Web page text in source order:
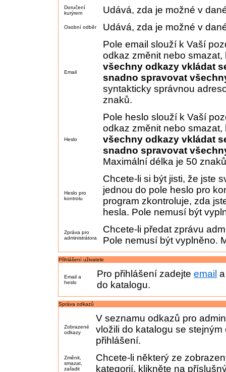
Doručení
kurýrem
Udává, zda je možné v
Osobní odběr Udává, zda je možné v
Email
Pole email slouží k Vaší
odkaz změnit nebo
všechny odkazy vkládat
snadno spravovat
syntakticky správnou
znaků.
Heslo
Pole heslo slouží k Vaší
odkaz změnit nebo
všechny odkazy vkládat
snadno spravovat
Maximální délka je 50
Heslo pro
kontrolu
Chcete-li si být jisti, že jste
jednou do pole heslo pro
program zkontroluje, zda
hesla. Pole nemusí být
Zpráva pro
administrátora
Chcete-li předat zprávu
Pole nemusí být vyplněno.
Přihlášení uživatele
Email a
heslo
Pro přihlášení zadejte email
do katalogu.
Správa odkazů
Zobrazené
odkazy
V seznamu odkazů pro
vložili do katalogu se
přihlášení.
Změnit,
smazat,
zařadit
Chcete-li některý ze
kategorií, klikněte na